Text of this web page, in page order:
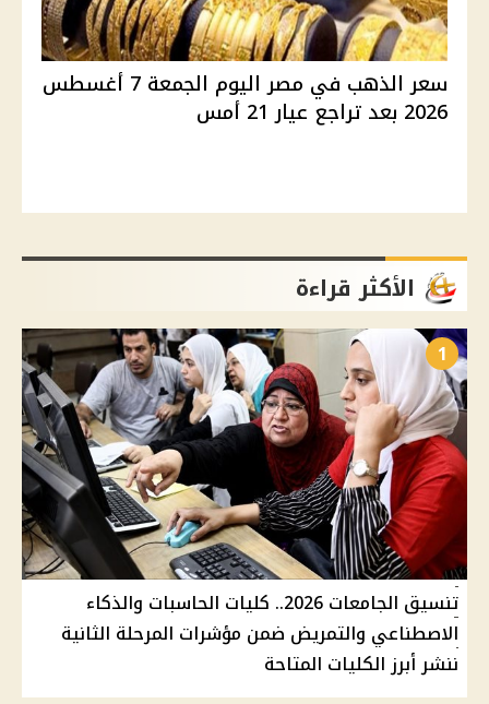
سعر الذهب في مصر اليوم الجمعة 7 أغسطس
2026 بعد تراجع عيار 21 أمس
الأكثر قراءة
1
تنسيق الجامعات 2026.. كليات الحاسبات والذكاء
الاصطناعي والتمريض ضمن مؤشرات المرحلة الثانية
ننشر أبرز الكليات المتاحة